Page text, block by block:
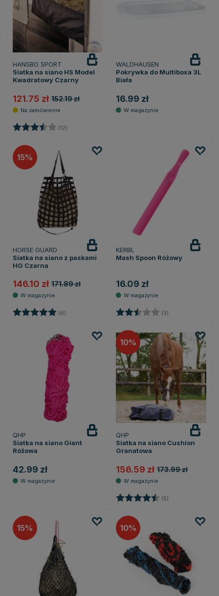
HANSBO SPORT
Siatka na siano HS Model
Kwadratowy Czarny
121.75 zł 152.19 zł
Ocena: (12)
WALDHAUSEN
Pokrywka do Multiboxa 3L
Biała
16.99 zł
15
HORSE GUARD
Siatka na siano z paskami
HG Czarna
146.10 zł 171.89 zł
Ocena: (6) 5.0 na 5 gwiazdek
KERBL
Mash Spoon Różowy
16.09 zł
Ocena: (3)
QHP
Siatka na siano Giant
Różowa
42.99 zł
10
QHP
Siatka na siano Cushion
Granatowa
156.59 zł 173.99 zł
Ocena: (5)
15 10